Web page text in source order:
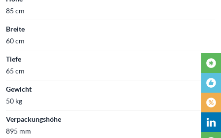
85 cm
Breite
60 cm
Tiefe
65 cm
Gewicht
50 kg
Verpackungshöhe
895 mm